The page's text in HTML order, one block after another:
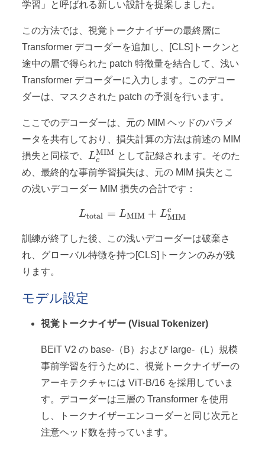
学習」と呼ばれる新しい設計を提案しました。
この方法では、視覚トークナイザーの最終層に
Transformer デコーダーを追加し、[CLS]トークンと
途中の層で得られた patch 特徴量を結合して、浅い
Transformer デコーダーに入力します。このデコー
ダーは、マスクされた patch の予測を行います。
ここでのデコーダーは、元の MIM ヘッドのパラメ
ータを共有しており、損失計算の方法は前述の MIM
損失と同様で、
L_{c}^{\text{MIM}}
Lc
MIM として記録されます。そのた
め、最終的な事前学習損失は、元の MIM 損失とこ
の浅いデコーダー MIM 損失の合計です：
L_{\text{total}} =
Ltotal = LMIM + LMIM
c
訓練が終了した後、この浅いデコーダーは破棄さ
れ、グローバル特徴を持つ[CLS]トークンのみが残
ります。
モデル設定
視覚トークナイザー (Visual Tokenizer)
BEiT V2 の base-（B）および large-（L）規模
事前学習を行うために、視覚トークナイザーの
アーキテクチャには ViT-B/16 を採用していま
す。デコーダーは三層の Transformer を使用
し、トークナイザーエンコーダーと同じ次元と
注意ヘッド数を持っています。